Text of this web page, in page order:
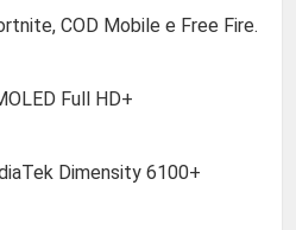
COD Mobile e Free Fire.
Full HD+
Dimensity 6100+